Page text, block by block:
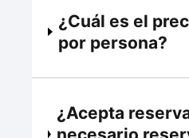
¿Cuál es el
por persona?
¿Acepta